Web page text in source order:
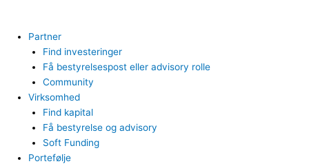
Partner
Find investeringer
Få bestyrelsespost eller advisory rolle
Community
Virksomhed
Find kapital
Få bestyrelse og advisory
Soft Funding
Portefølje